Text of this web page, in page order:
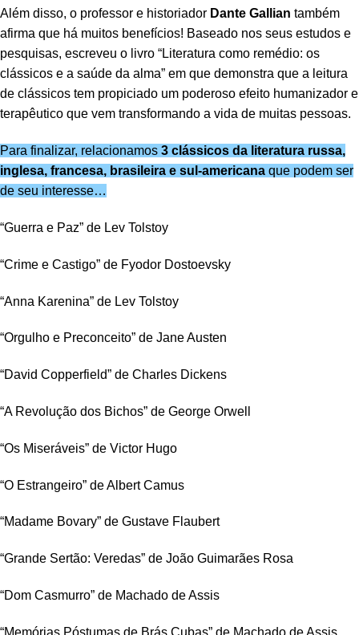
Além disso, o professor e historiador Dante Gallian também
afirma que há muitos benefícios! Baseado nos seus estudos e
pesquisas, escreveu o livro “Literatura como remédio: os
clássicos e a saúde da alma” em que demonstra que a leitura
de clássicos tem propiciado um poderoso efeito humanizador e
terapêutico que vem transformando a vida de muitas pessoas.
Para finalizar, relacionamos 3 clássicos da literatura russa,
inglesa, francesa, brasileira e sul-americana que podem ser
de seu interesse…
“Guerra e Paz” de Lev Tolstoy
“Crime e Castigo” de Fyodor Dostoevsky
“Anna Karenina” de Lev Tolstoy
“Orgulho e Preconceito” de Jane Austen
“David Copperfield” de Charles Dickens
“A Revolução dos Bichos” de George Orwell
“Os Miseráveis” de Victor Hugo
“O Estrangeiro” de Albert Camus
“Madame Bovary” de Gustave Flaubert
“Grande Sertão: Veredas” de João Guimarães Rosa
“Dom Casmurro” de Machado de Assis
“Memórias Póstumas de Brás Cubas” de Machado de Assis